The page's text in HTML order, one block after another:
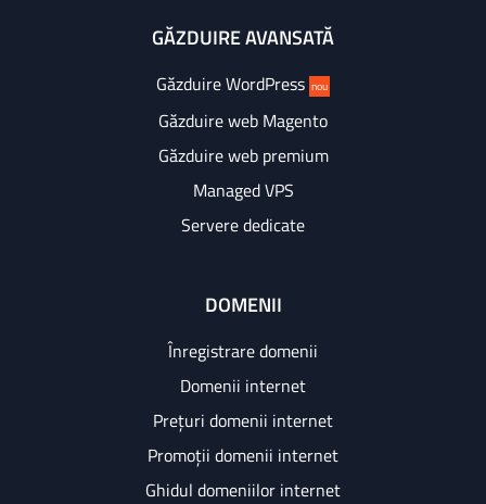
GĂZDUIRE AVANSATĂ
Găzduire WordPress nou
Găzduire web Magento
Găzduire web premium
Managed VPS
Servere dedicate
DOMENII
Înregistrare domenii
Domenii internet
Prețuri domenii internet
Promoții domenii internet
Ghidul domeniilor internet